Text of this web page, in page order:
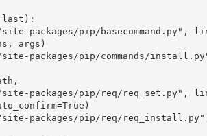
last):
site-packages/pip/basecommand.py",
args)
site-packages/pip/req/req_set.py",